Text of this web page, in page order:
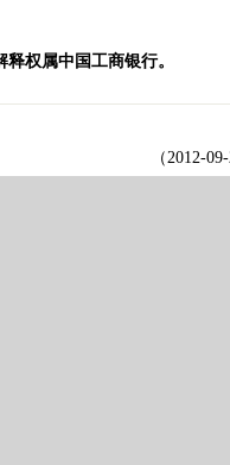
权属中国工商银行。
（2012-